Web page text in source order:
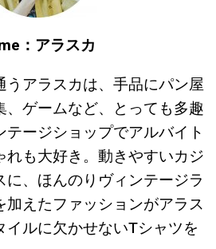
：アラスカ
うアラスカは、手品にパン屋
ゲームなど、とっても多趣
ージショップでアルバイト
れも大好き。動きやすいカジ
に、ほんのりヴィンテージラ
えたファッションがアラス
イルに欠かせないTシャツを